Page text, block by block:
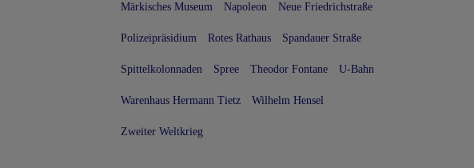
Märkisches Museum Napoleon Neue Friedrichstraße
Polizeipräsidium Rotes Rathaus Spandauer Straße
Spittelkolonnaden Spree Theodor Fontane U-Bahn
Warenhaus Hermann Tietz Wilhelm Hensel
Zweiter Weltkrieg